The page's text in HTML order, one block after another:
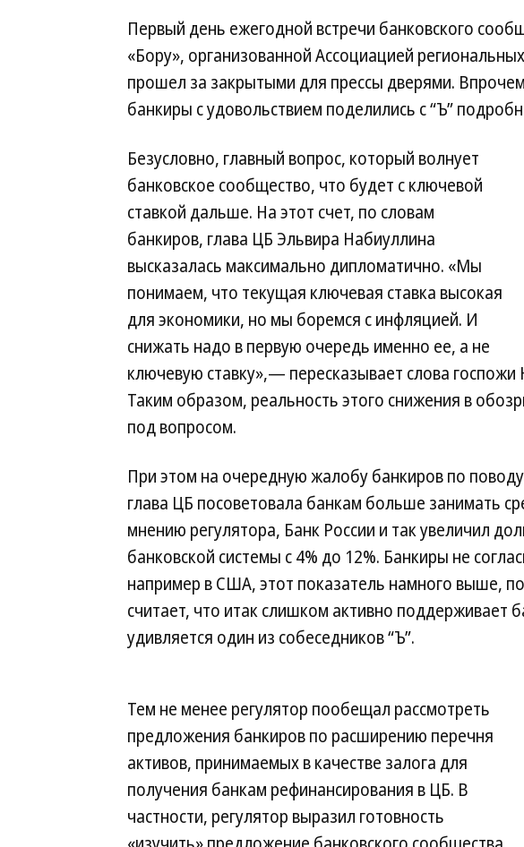
Первый день ежегодной встречи банковского
«Бору», организованной Ассоциацией
прошел за закрытыми для прессы дверями.
банкиры с удовольствием поделились с “Ъ”
Безусловно, главный вопрос, который волнует
банковское сообщество, что будет с ключевой
ставкой дальше. На этот счет, по словам
банкиров, глава ЦБ Эльвира Набиуллина
высказалась максимально дипломатично. «Мы
понимаем, что текущая ключевая ставка высокая
для экономики, но мы боремся с инфляцией. И
снижать надо в первую очередь именно ее, а не
ключевую ставку»,— пересказывает слова госпожи
Таким образом, реальность этого снижения в
под вопросом.
При этом на очередную жалобу банкиров по
глава ЦБ посоветовала банкам больше занимать
мнению регулятора, Банк России и так увеличил
банковской системы с 4% до 12%. Банкиры не
например в США, этот показатель намного выше,
считает, что итак слишком активно поддерживает
удивляется один из собеседников “Ъ”.
Тем не менее регулятор пообещал рассмотреть
предложения банкиров по расширению перечня
активов, принимаемых в качестве залога для
получения банкам рефинансирования в ЦБ. В
частности, регулятор выразил готовность